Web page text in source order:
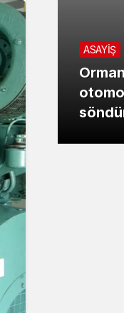
ASAYİŞ